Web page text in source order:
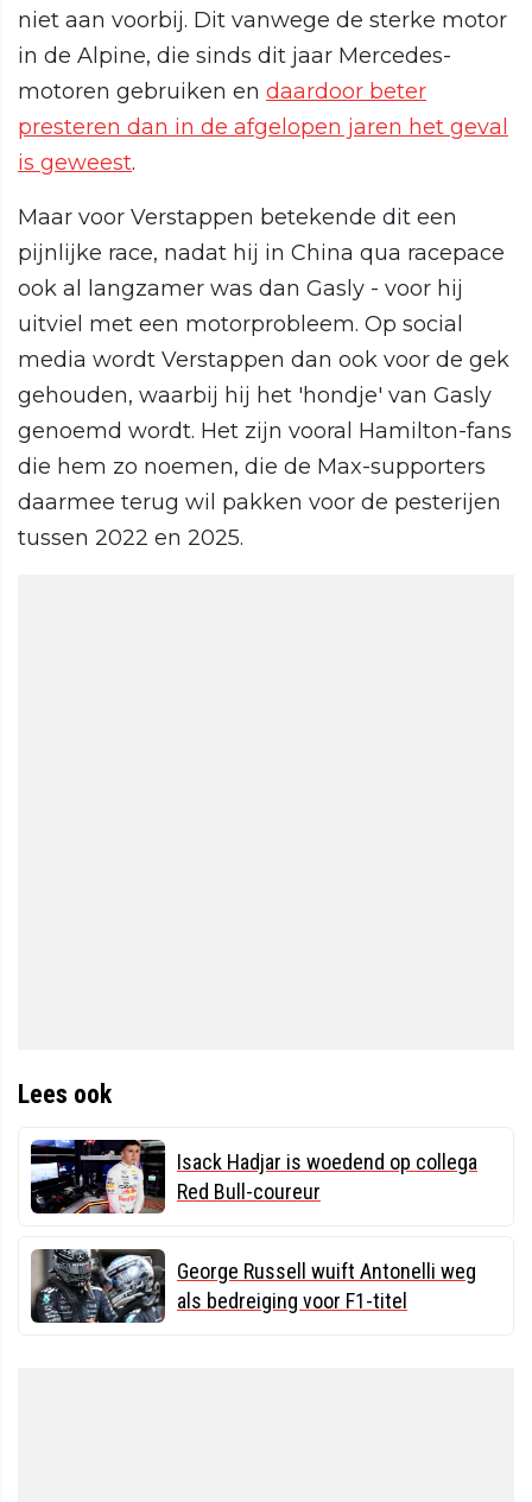
niet aan voorbij. Dit vanwege de sterke motor
in de Alpine, die sinds dit jaar Mercedes-
motoren gebruiken en daardoor beter
presteren dan in de afgelopen jaren het geval
is geweest.
Maar voor Verstappen betekende dit een
pijnlijke race, nadat hij in China qua racepace
ook al langzamer was dan Gasly - voor hij
uitviel met een motorprobleem. Op social
media wordt Verstappen dan ook voor de gek
gehouden, waarbij hij het 'hondje' van Gasly
genoemd wordt. Het zijn vooral Hamilton-fans
die hem zo noemen, die de Max-supporters
daarmee terug wil pakken voor de pesterijen
tussen 2022 en 2025.
Lees ook
Isack Hadjar is woedend op collega
Red Bull-coureur
George Russell wuift Antonelli weg
als bedreiging voor F1-titel